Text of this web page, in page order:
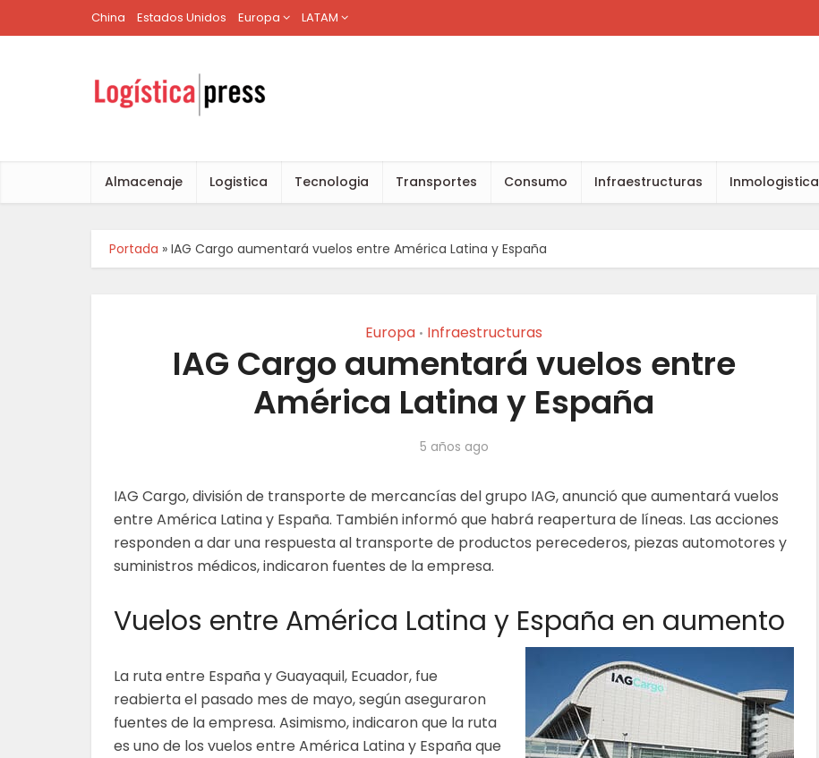
China Estados Unidos Europa LATAM
Almacenaje Logistica Tecnologia Transportes Consumo Infraestructuras Inmologistica
Portada » IAG Cargo aumentará vuelos entre América Latina y España
Europa • Infraestructuras
IAG Cargo aumentará vuelos entre
América Latina y España
5 años ago
IAG Cargo, división de transporte de mercancías del grupo IAG, anunció que aumentará vuelos
entre América Latina y España. También informó que habrá reapertura de líneas. Las acciones
responden a dar una respuesta al transporte de productos perecederos, piezas automotores y
suministros médicos, indicaron fuentes de la empresa.
Vuelos entre América Latina y España en aumento
La ruta entre España y Guayaquil, Ecuador, fue
reabierta el pasado mes de mayo, según aseguraron
fuentes de la empresa. Asimismo, indicaron que la ruta
es uno de los vuelos entre América Latina y España que